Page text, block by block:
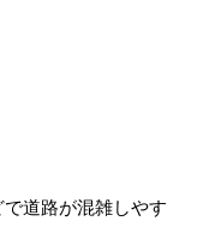
道路が混雑しやす